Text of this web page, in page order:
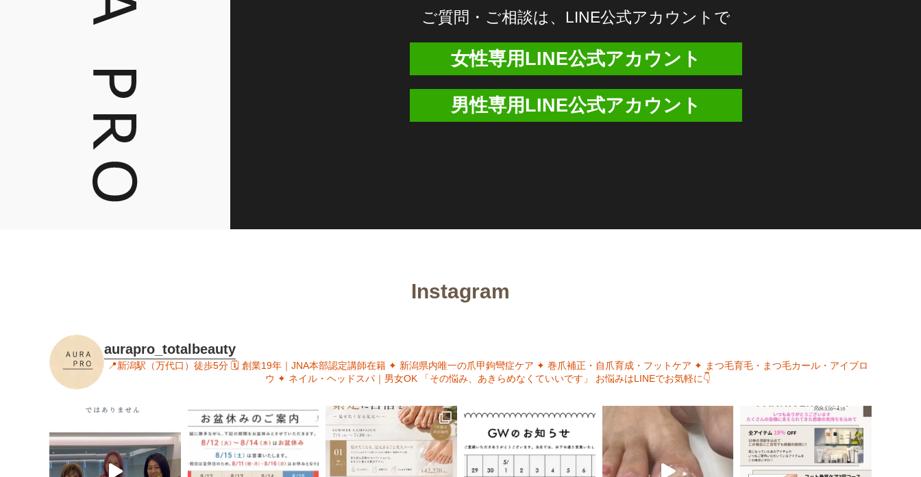
ご質問・ご相談は、 LINE公式アカウントで
女性専用LINE公式アカウント
男性専用LINE公式アカウント
Instagram
aurapro_totalbeauty
📍新潟駅（万代口）徒歩5分 🗓 創業19年｜JNA本部認定講師在籍 ✦ 新潟県内唯一の爪甲鉤彎症ケア ✦ 巻爪補正・自爪育成・フットケア ✦ まつ毛育毛・まつ毛カール・アイブロ
ウ ✦ ネイル・ヘッドスパ｜男女OK 「その悩み、あきらめなくていいです」 お悩みはLINEでお気軽に👇